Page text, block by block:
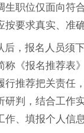
生职位仅面向符
按要求真实、准
后，报名人员须
称《报名推荐表
行推荐把关责任
研判，结合工作
、填报个人信